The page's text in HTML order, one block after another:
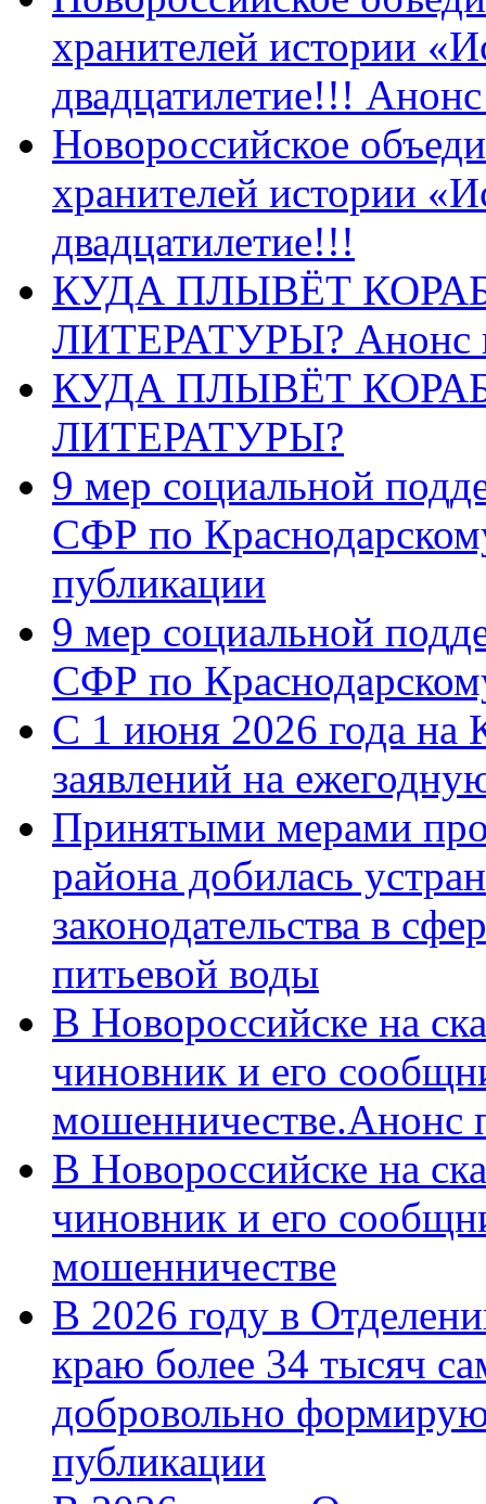
хранителей истории
двадцатилетие!!!
Новороссийское
хранителей истории
двадцатилетие!!!
КУДА ПЛЫВЁТ
ЛИТЕРАТУРЫ? Анонс
КУДА ПЛЫВЁТ
ЛИТЕРАТУРЫ?
9 мер социальной
СФР по
публикации
9 мер социальной
СФР по
С 1 июня 2026 года на
заявлений на
Принятыми мерами
района добилась
законодательства в
питьевой воды
В Новороссийске на
чиновник и его
мошенничестве.Анонс
В Новороссийске на
чиновник и его
мошенничестве
В 2026 году в
краю более 34 тысяч
добровольно
публикации